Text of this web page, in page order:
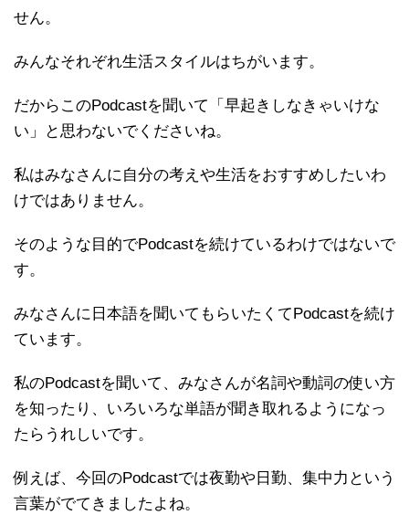
せん。
みんなそれぞれ生活スタイルはちがいます。
だからこのPodcastを聞いて「早起きしなきゃいけな
い」と思わないでくださいね。
私はみなさんに自分の考えや生活をおすすめしたいわ
けではありません。
そのような目的でPodcastを続けているわけではないで
す。
みなさんに日本語を聞いてもらいたくてPodcastを続け
ています。
私のPodcastを聞いて、みなさんが名詞や動詞の使い方
を知ったり、いろいろな単語が聞き取れるようになっ
たらうれしいです。
例えば、今回のPodcastでは夜勤や日勤、集中力という
言葉がでてきましたよね。